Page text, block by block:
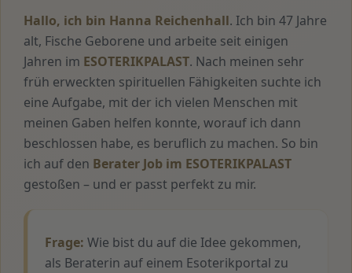
Hallo, ich bin Hanna Reichenhall. Ich bin 47 Jahre
alt, Fische Geborene und arbeite seit einigen
Jahren im ESOTERIKPALAST. Nach meinen sehr
früh erweckten spirituellen Fähigkeiten suchte ich
eine Aufgabe, mit der ich vielen Menschen mit
meinen Gaben helfen konnte, worauf ich dann
beschlossen habe, es beruflich zu machen. So bin
ich auf den Berater Job im ESOTERIKPALAST
gestoßen – und er passt perfekt zu mir.
Frage: Wie bist du auf die Idee gekommen,
als Beraterin auf einem Esoterikportal zu